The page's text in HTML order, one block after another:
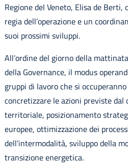
Regione del Veneto, Elisa de
regia dell’operazione e un
suoi prossimi sviluppi.
All’ordine del giorno della
della Governance, il modus
gruppi di lavoro che si
concretizzare le azioni previste
territoriale, posizionamento
europee, ottimizzazione dei
dell’intermodalità, sviluppo della
transizione energetica.